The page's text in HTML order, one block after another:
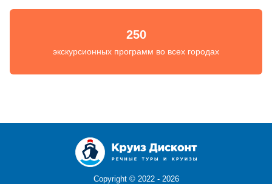
250
экскурсионных программ во всех городах
Copyright © 2022 - 2026